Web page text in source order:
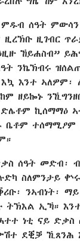
ሰዓት
ዚገብር
ኸይሐስብ”
ንኬኽብሩ
እንተ ኣለዎም፡
ዘይኰኑ
ኪሰማማዕ
ቤቶም ተሰማሚዖም
ሰዓት መድብ፡
ስለምንታይ
ንኣብነት፡
ትኽእል ኢኻ።
ነቲ ናይ
ደቒቓ ኺጸንሕ